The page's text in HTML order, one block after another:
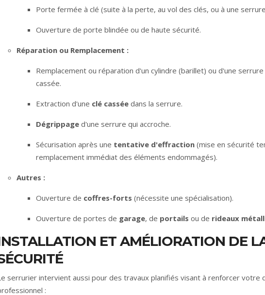
Porte fermée à clé (suite à la perte, au vol des clés, ou à une
Ouverture de porte blindée ou de haute sécurité.
Réparation ou Remplacement :
Remplacement ou réparation d'un cylindre (barillet) ou d'une
cassée.
Extraction d'une clé cassée dans la serrure.
Dégrippage d'une serrure qui accroche.
Sécurisation après une tentative d'effraction (mise en sécurité
remplacement immédiat des éléments endommagés).
Autres :
Ouverture de coffres-forts (nécessite une spécialisation).
Ouverture de portes de garage, de portails ou de rideaux
ET AMÉLIORATION DE
serrurier intervient aussi pour des travaux planifiés visant à renforcer votre
: